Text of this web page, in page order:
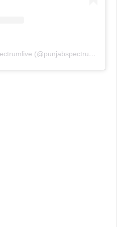
A post shared by PunjabSpectrumlive (@punjabspectrumlive)